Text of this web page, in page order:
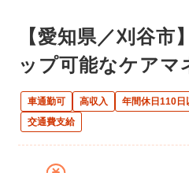
【愛知県／刈谷
ップ可能なケアマ
車通勤可 高収入 年間休日110日
交通費支給